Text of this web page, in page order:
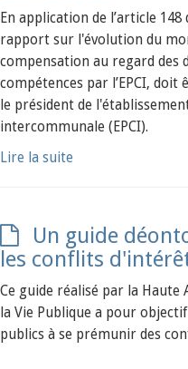
En application de l’article
rapport sur l'évolution du
compensation au regard des
compétences par l’EPCI,
le président de
intercommunale (EPCI).
Lire la suite
Un guide
les conflits
Ce guide réalisé par la
la Vie Publique a pour
publics à se prémunir des